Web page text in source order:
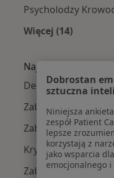
Psycholodzy
Więcej (14)
Najczęście leczone
Depresja w
Zaburzenia lękowe
Zaburzenia
Kryzys
Zaburzenia
Dobrostan
sztuczna
Niniejsza
zespół Patient
lepsze
korzystają z
jako wsparcia
emocjonalnego